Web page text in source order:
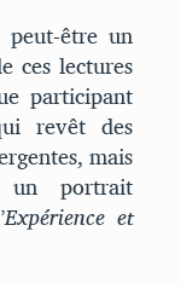
peut-être un
ces lectures
participant
revêt des
mais
un portrait
Expérience et